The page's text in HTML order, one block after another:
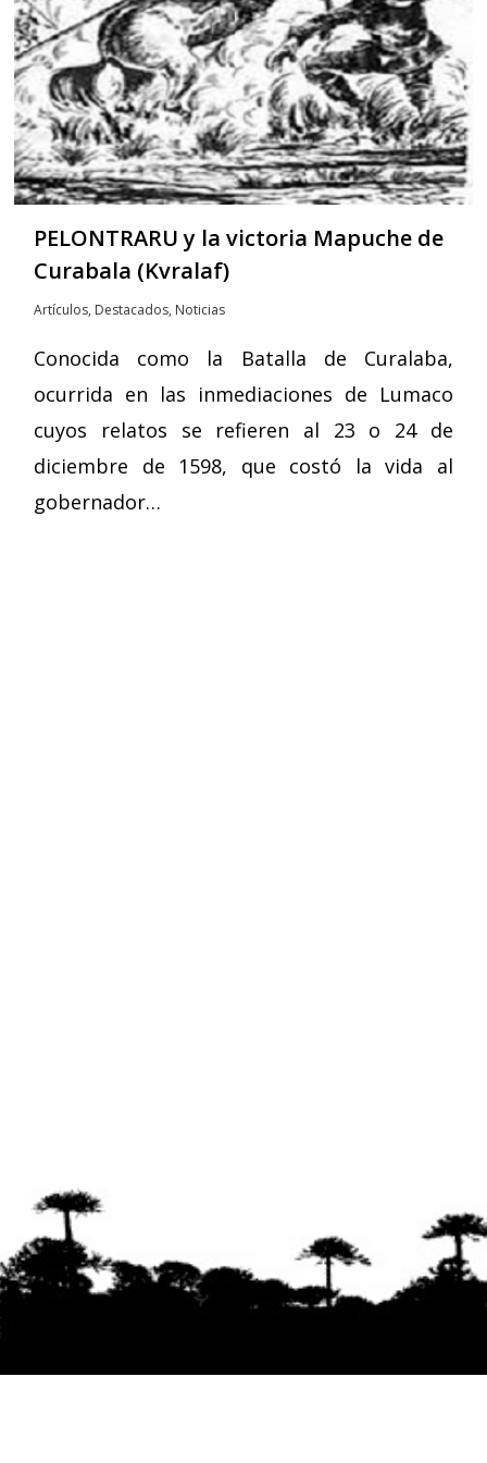
PELONTRARU y la victoria Mapuche de
Curabala (Kvralaf)
Artículos, Destacados, Noticias
Conocida como la Batalla de Curalaba,
ocurrida en las inmediaciones de Lumaco
cuyos relatos se refieren al 23 o 24 de
diciembre de 1598, que costó la vida al
gobernador…